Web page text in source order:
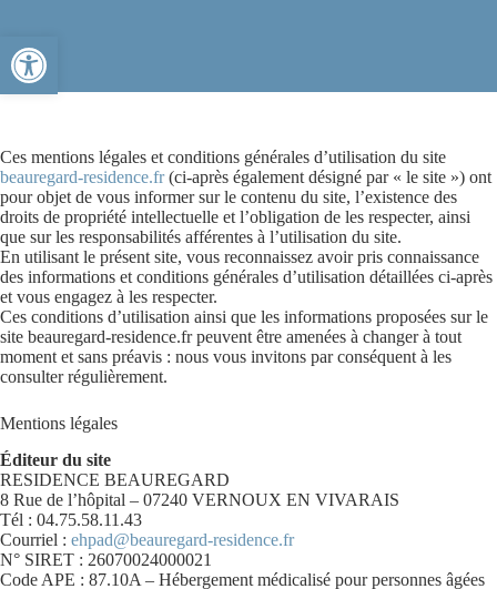
Ouvrir la barre d’outils
Ces mentions légales et conditions générales d’utilisation du site
beauregard-residence.fr(ci-après également désigné par « le site ») ont
pour objet de vous informer sur le contenu du site, l’existence des
droits de propriété intellectuelle et l’obligation de les respecter, ainsi
que sur les responsabilités afférentes à l’utilisation du site.
En utilisant le présent site, vous reconnaissez avoir pris connaissance
des informations et conditions générales d’utilisation détaillées ci-après
et vous engagez à les respecter.
Ces conditions d’utilisation ainsi que les informations proposées sur le
site beauregard-residence.fr peuvent être amenées à changer à tout
moment et sans préavis : nous vous invitons par conséquent à les
consulter régulièrement.
Mentions légales
Éditeur du site
RESIDENCE BEAUREGARD
8 Rue de l’hôpital – 07240 VERNOUX EN VIVARAIS
Tél : 04.75.58.11.43
Courriel : ehpad@beauregard-residence.fr
N° SIRET : 26070024000021
Code APE : 87.10A – Hébergement médicalisé pour personnes âgées